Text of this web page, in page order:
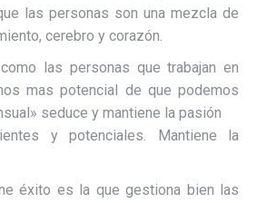
las personas son una mezcla de
cerebro y corazón.
las personas que trabajan en
mas potencial de que podemos
seduce y mantiene la pasión
y potenciales. Mantiene la
éxito es la que gestiona bien las